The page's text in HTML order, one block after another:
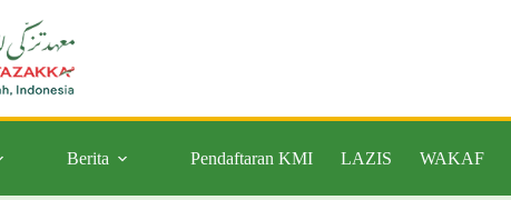
Berita Pendaftaran KMI LAZIS WAKAF